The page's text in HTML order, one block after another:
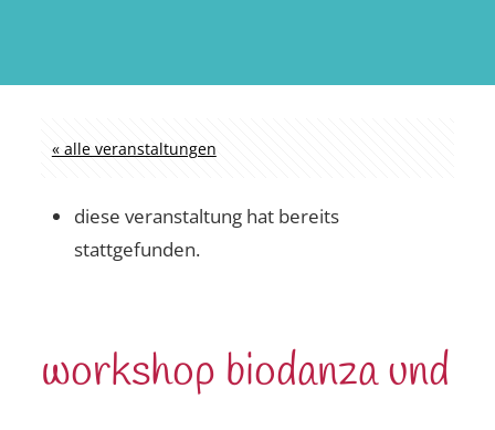
« alle veranstaltungen
diese veranstaltung hat bereits
stattgefunden.
workshop biodanza und